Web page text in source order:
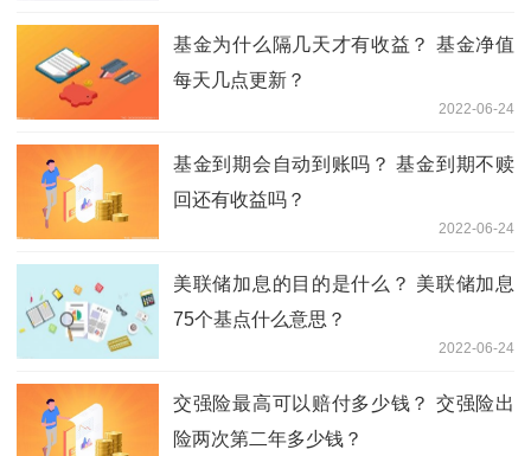
基金为什么隔几天才有收益？ 基金净值
每天几点更新？
2022-06-24
基金到期会自动到账吗？ 基金到期不赎
回还有收益吗？
2022-06-24
美联储加息的目的是什么？ 美联储加息
75个基点什么意思？
2022-06-24
交强险最高可以赔付多少钱？ 交强险出
险两次第二年多少钱？